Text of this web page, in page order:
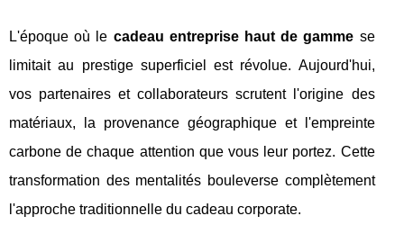
L'époque où le cadeau entreprise haut de gamme se
limitait au prestige superficiel est révolue. Aujourd'hui,
vos partenaires et collaborateurs scrutent l'origine des
matériaux, la provenance géographique et l'empreinte
carbone de chaque attention que vous leur portez. Cette
transformation des mentalités bouleverse complètement
l'approche traditionnelle du cadeau corporate.